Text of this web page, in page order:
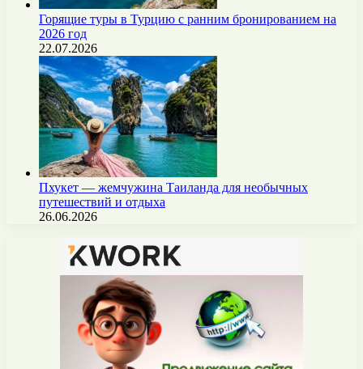
Горящие туры в Турцию с ранним бронированием на
2026 год
22.07.2026
Пхукет — жемчужина Таиланда для необычных
путешествий и отдыха
26.06.2026